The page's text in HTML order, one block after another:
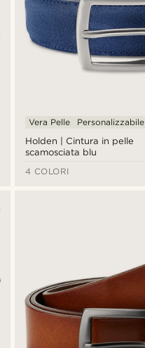
Holden | Cintura in pelle
scamosciata blu
Vera Pelle Personalizzabile
4 COLORI